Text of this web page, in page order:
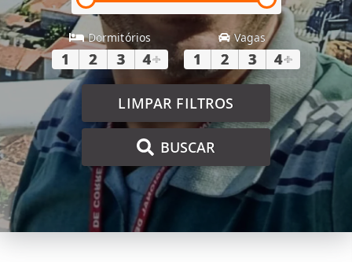
Dormitórios
1 2 3 4+
Vagas
1 2 3 4+
LIMPAR FILTROS
BUSCAR